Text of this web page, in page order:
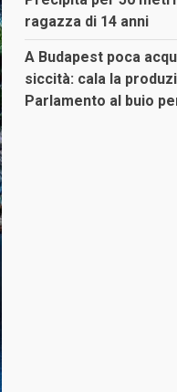
ragazza di 14 anni
A Budapest poca
siccità: cala la
Parlamento al buio